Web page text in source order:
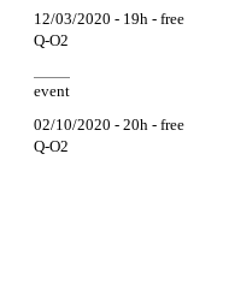
12/03/2020 - 19h - free
Q-O2
event
02/10/2020 - 20h - free
Q-O2